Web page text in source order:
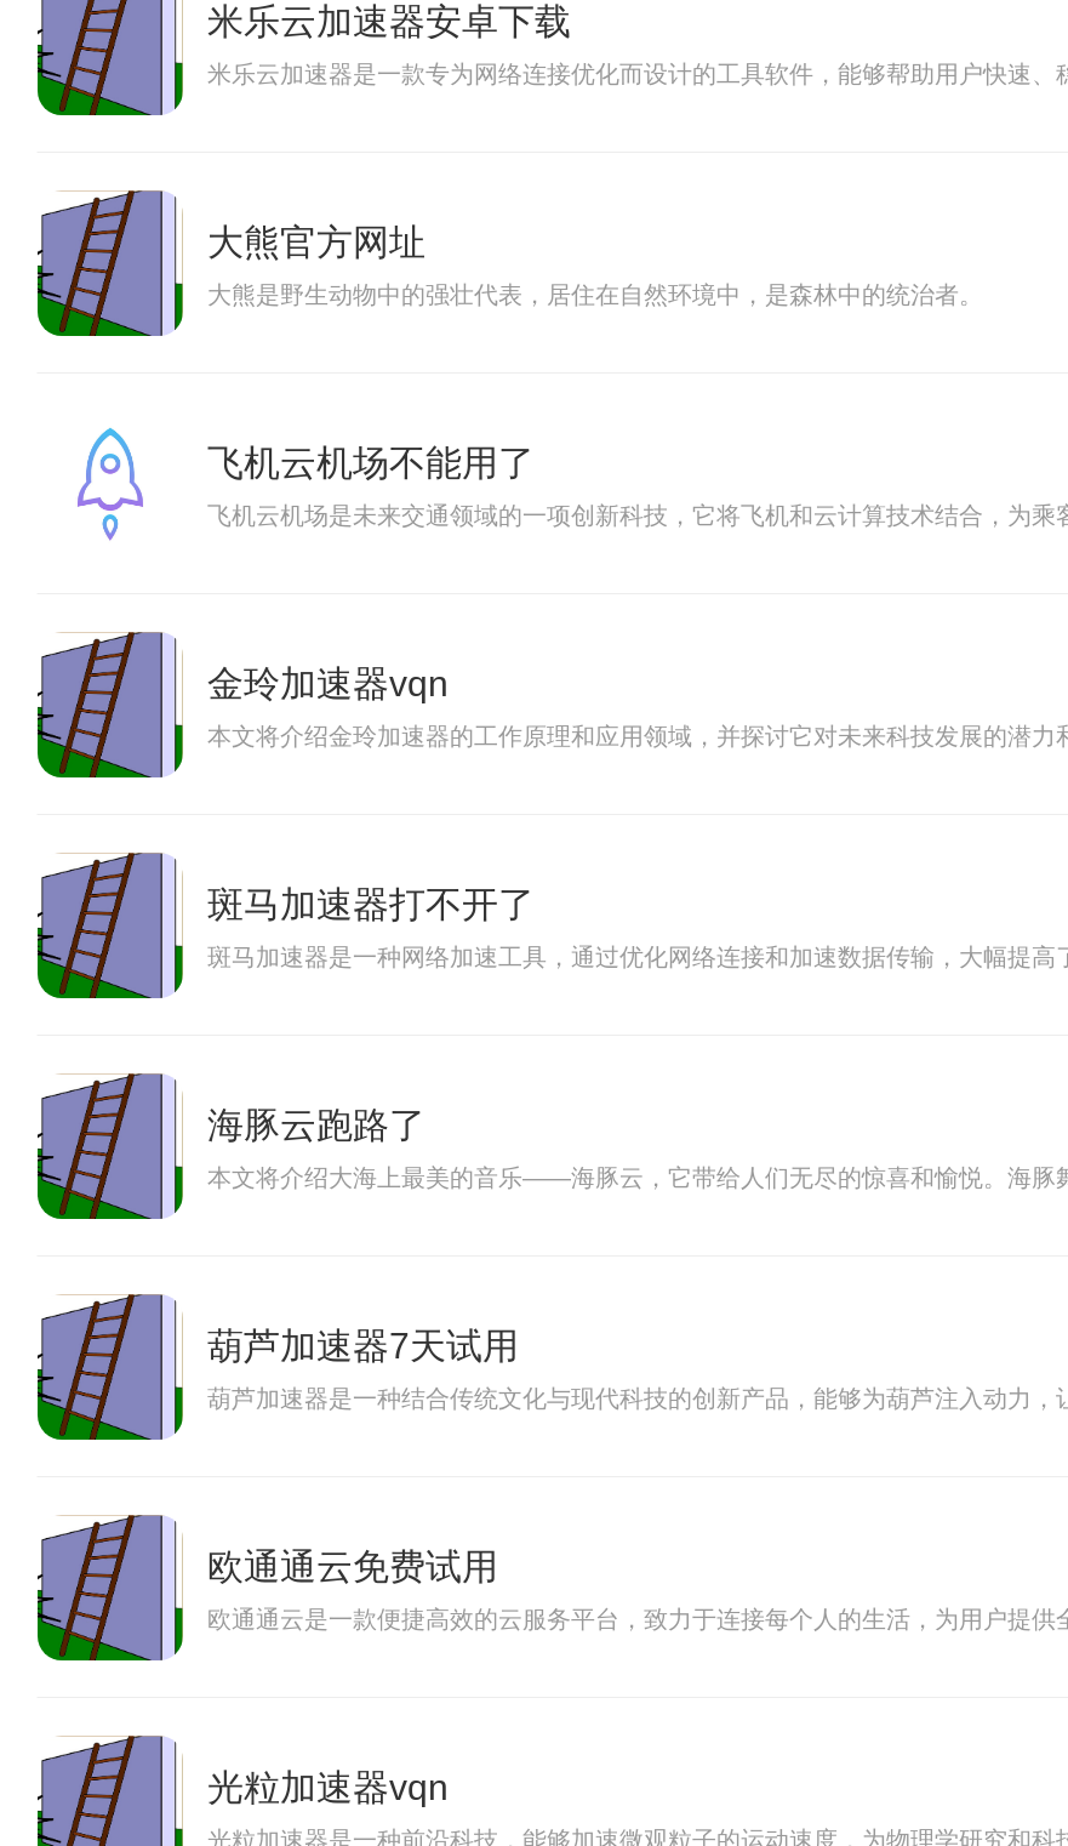
米乐云加速器安卓下载
米乐云加速器是一款专为网络连接优化而设计的工具软件，能够帮助用户快速
大熊官方网址
大熊是野生动物中的强壮代表，居住在自然环境中，是森林中的统治者。
飞机云机场不能用了
飞机云机场是未来交通领域的一项创新科技，它将飞机和云计算技术结合，为乘
金玲加速器vqn
本文将介绍金玲加速器的工作原理和应用领域，并探讨它对未来科技发展的潜力
斑马加速器打不开了
斑马加速器是一种网络加速工具，通过优化网络连接和加速数据传输，大幅提
海豚云跑路了
本文将介绍大海上最美的音乐——海豚云，它带给人们无尽的惊喜和愉悦。海
葫芦加速器7天试用
葫芦加速器是一种结合传统文化与现代科技的创新产品，能够为葫芦注入动力，
欧通通云免费试用
欧通通云是一款便捷高效的云服务平台，致力于连接每个人的生活，为用户提供
光粒加速器vqn
光粒加速器是一种前沿科技，能够加速微观粒子的运动速度，为物理学研究和科